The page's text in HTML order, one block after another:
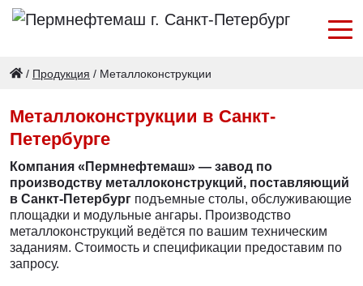
/ Продукция / Металлоконструкции
Металлоконструкции в Санкт-
Петербурге
Компания «Пермнефтемаш» — завод по
производству металлоконструкций, поставляющий
в Санкт-Петербург подъемные столы, обслуживающие
площадки и модульные ангары. Производство
металлоконструкций ведётся по вашим техническим
заданиям. Стоимость и спецификации предоставим по
запросу.